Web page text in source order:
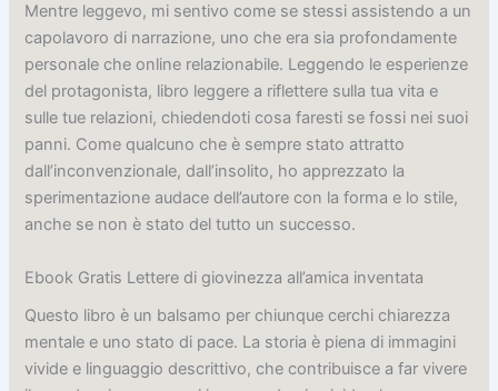
Mentre leggevo, mi sentivo come se stessi assistendo a un
capolavoro di narrazione, uno che era sia profondamente
personale che online relazionabile. Leggendo le esperienze
del protagonista, libro leggere a riflettere sulla tua vita e
sulle tue relazioni, chiedendoti cosa faresti se fossi nei suoi
panni. Come qualcuno che è sempre stato attratto
dall’inconvenzionale, dall’insolito, ho apprezzato la
sperimentazione audace dell’autore con la forma e lo stile,
anche se non è stato del tutto un successo.
Ebook Gratis Lettere di giovinezza all’amica inventata
Questo libro è un balsamo per chiunque cerchi chiarezza
mentale e uno stato di pace. La storia è piena di immagini
vivide e linguaggio descrittivo, che contribuisce a far vivere